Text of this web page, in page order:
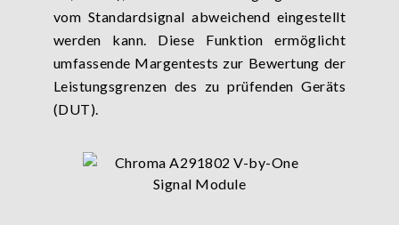
vom Standardsignal abweichend eingestellt
werden kann. Diese Funktion ermöglicht
umfassende Margentests zur Bewertung der
Leistungsgrenzen des zu prüfenden Geräts
(DUT).